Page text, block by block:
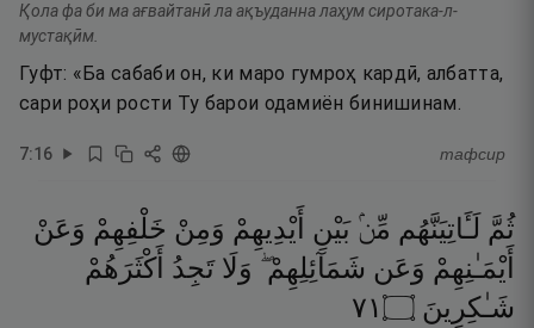
Қола фа би ма ағвайтанӣ ла ақъуданна лаҳум сиротака-л-
мустақӣм.
Гуфт: «Ба сабаби он, ки маро гумроҳ кардӣ, албатта,
сари роҳи рости Ту барои одамиён бинишинам.
7:16 тафсир
ثُمَّ لَـَٔاتِيَنَّهُم مِّنۢ بَيْنِ أَيْدِيهِمْ وَمِنْ خَلْفِهِمْ وَعَنْ
أَيْمَـٰنِهِمْ وَعَن شَمَآئِلِهِمْ ۖ وَلَا تَجِدُ أَكْثَرَهُمْ
شَـٰكِرِينَ ۝١٧